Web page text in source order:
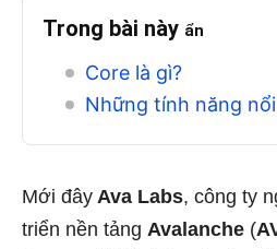
Trong bài này ẩn
Core là gì?
Những tính năng
Mới đây Ava Labs, công ty
triển nền tảng Avalanche (